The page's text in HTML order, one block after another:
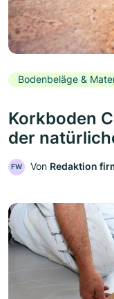
Bodenbeläge &
Korkboden
der
FW Von Redaktion